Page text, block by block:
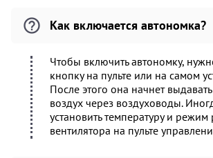
Как включается автономка?
Чтобы включить автономку,
кнопку на пульте или на самом
После этого она начнет
воздух через воздуховоды.
установить температуру и режим
вентилятора на пульте